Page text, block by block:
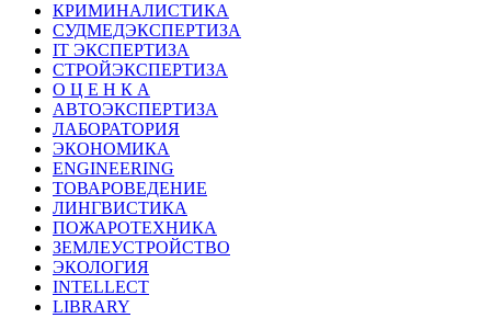
КРИМИНАЛИСТИКА
СУДМЕДЭКСПЕРТИЗА
IT ЭКСПЕРТИЗА
СТРОЙЭКСПЕРТИЗА
О Ц Е Н К А
АВТОЭКСПЕРТИЗА
ЛАБОРАТОРИЯ
ЭКОНОМИКА
ENGINEERING
ТОВАРОВЕДЕНИЕ
ЛИНГВИСТИКА
ПОЖАРОТЕХНИКА
ЗЕМЛЕУСТРОЙСТВО
ЭКОЛОГИЯ
INTELLECT
LIBRARY